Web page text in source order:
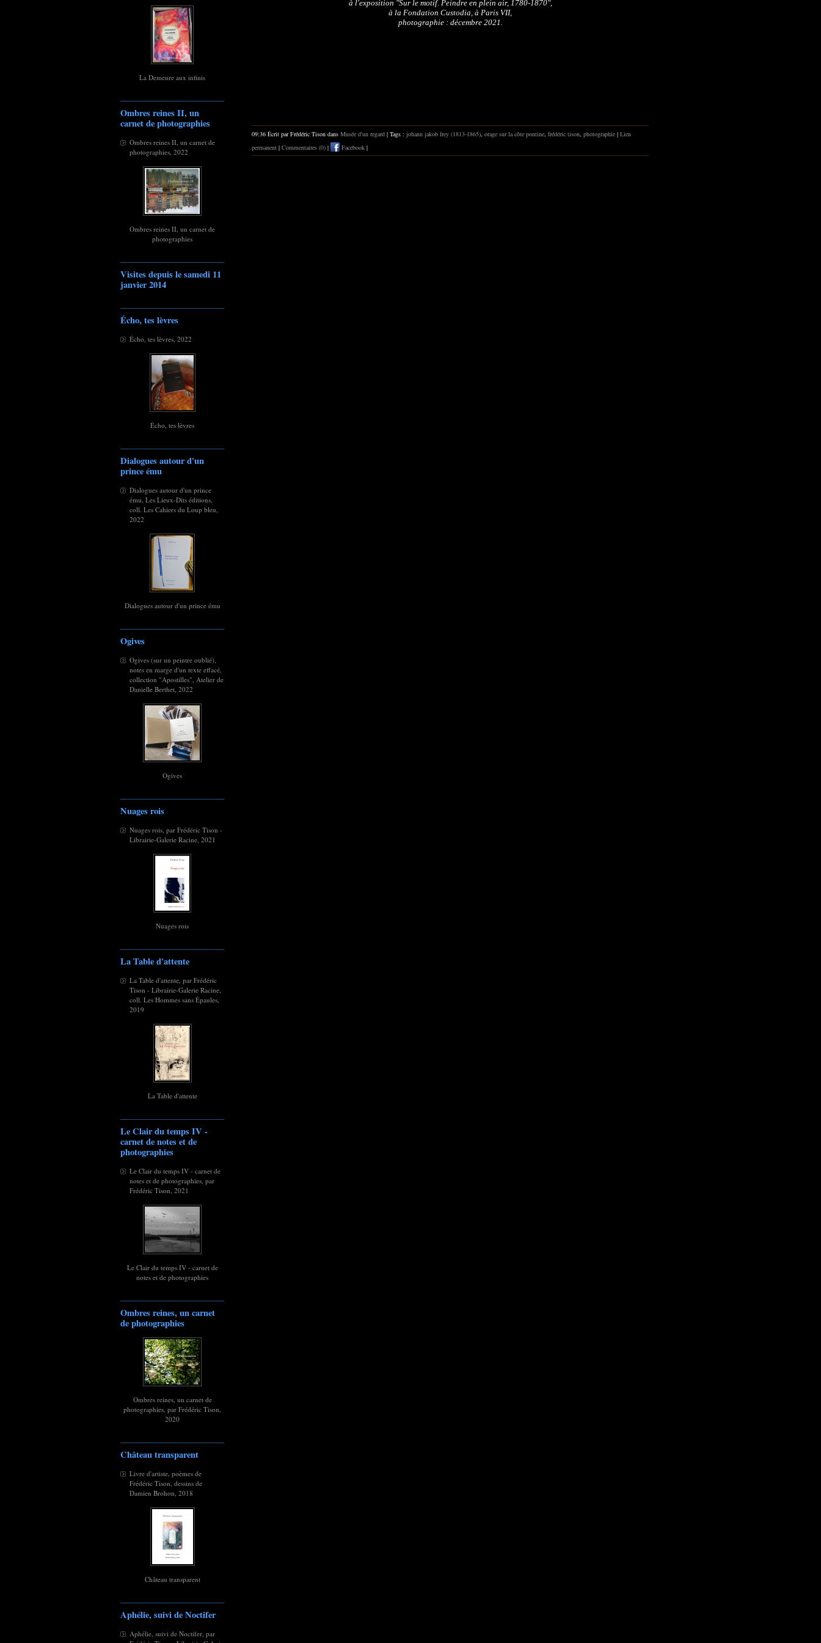
La Demeure aux infinis
Ombres reines II, un
carnet de photographies
Ombres reines II, un carnet de
photographies, 2022
Ombres reines II, un carnet de
photographies
Visites depuis le samedi 11
janvier 2014
Écho, tes lèvres
Écho, tes lèvres, 2022
Écho, tes lèvres
Dialogues autour d'un
prince ému
Dialogues autour d'un prince
ému, Les Lieux-Dits éditions,
coll. Les Cahiers du Loup bleu,
2022
Dialogues autour d'un prince ému
Ogives
Ogives (sur un peintre oublié),
notes en marge d'un texte effacé,
collection "Apostilles", Atelier de
Danielle Berthet, 2022
Ogives
Nuages rois
Nuages rois, par Frédéric Tison -
Librairie-Galerie Racine, 2021
Nuages rois
La Table d'attente
La Table d'attente, par Frédéric
Tison - Librairie-Galerie Racine,
coll. Les Hommes sans Épaules,
2019
La Table d'attente
Le Clair du temps IV -
carnet de notes et de
photographies
Le Clair du temps IV - carnet de
notes et de photographies, par
Frédéric Tison, 2021
Le Clair du temps IV - carnet de
notes et de photographies
Ombres reines, un carnet
de photographies
Ombres reines, un carnet de
photographies, par Frédéric Tison,
2020
Château transparent
Livre d'artiste, poèmes de
Frédéric Tison, dessins de
Damien Brohon, 2018
Château transparent
Aphélie, suivi de Noctifer
Aphélie, suivi de Noctifer, par
à l'exposition "Sur le motif. Peindre en plein air, 1780-1870",
à la Fondation Custodia, à Paris VII,
photographie : décembre 2021.
09:36 Écrit par Frédéric Tison dans Musée d'un regard | Tags : johann jakob frey (1813-1865) orage sur la côte pontine frédéric tison photographie | Lien
permanent | Commentaires (0) | Facebook |